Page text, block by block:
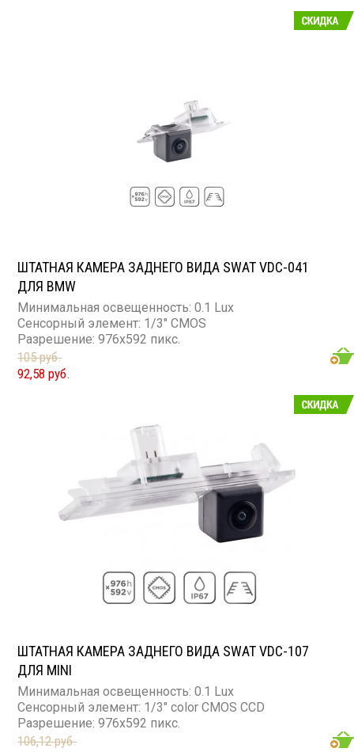
ШТАТНАЯ КАМЕРА ЗАДНЕГО ВИДА SWAT VDC-041
ДЛЯ BMW
Минимальная освещенность: 0.1 Lux
Сенсорный элемент: 1/3" CMOS
Разрешение: 976x592 пикс.
105 руб.
92,58 руб.
ШТАТНАЯ КАМЕРА ЗАДНЕГО ВИДА SWAT VDC-107
ДЛЯ MINI
Минимальная освещенность: 0.1 Lux
Сенсорный элемент: 1/3" color CMOS CCD
Разрешение: 976x592 пикс.
106,12 руб.